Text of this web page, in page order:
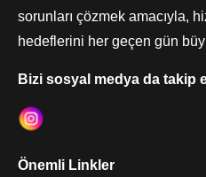
sorunları çözmek amacıyla,
hedeflerini her geçen gün
Bizi sosyal medya da takip
Önemli Linkler